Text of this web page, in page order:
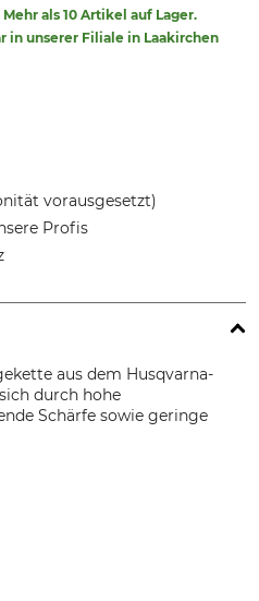
als 10 Artikel auf Lager.
in unserer Filiale in Laakirchen
vorausgesetzt)
Profis
aus dem Husqvarna-
durch hohe
Schärfe sowie geringe